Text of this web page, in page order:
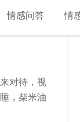
情感问答 情
对待，视
，柴米油